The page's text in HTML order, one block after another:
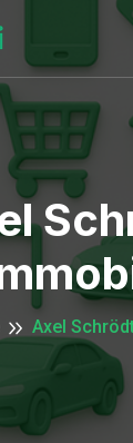
Axel